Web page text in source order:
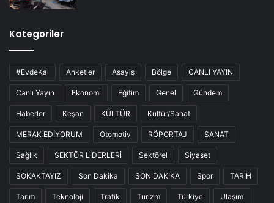
Kategoriler
#EvdeKal Anketler Asayiş Bölge CANLI YAYIN
Canlı Yayın Ekonomi Eğitim Genel Gündem
Haberler Keşan KÜLTÜR Kültür/Sanat
MERAK EDİYORUM Otomotiv RÖPORTAJ SANAT
Sağlık SEKTÖR LİDERLERİ Sektörel Siyaset
SOKAKTAYIZ Son Dakika SON DAKİKA Spor TARİH
Tarım Teknoloji Trafik Turizm Türkiye Ulaşım